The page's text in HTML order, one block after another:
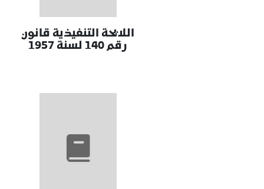
اللايحة التنفيذية قانون
رقم 140 لسنة 1957